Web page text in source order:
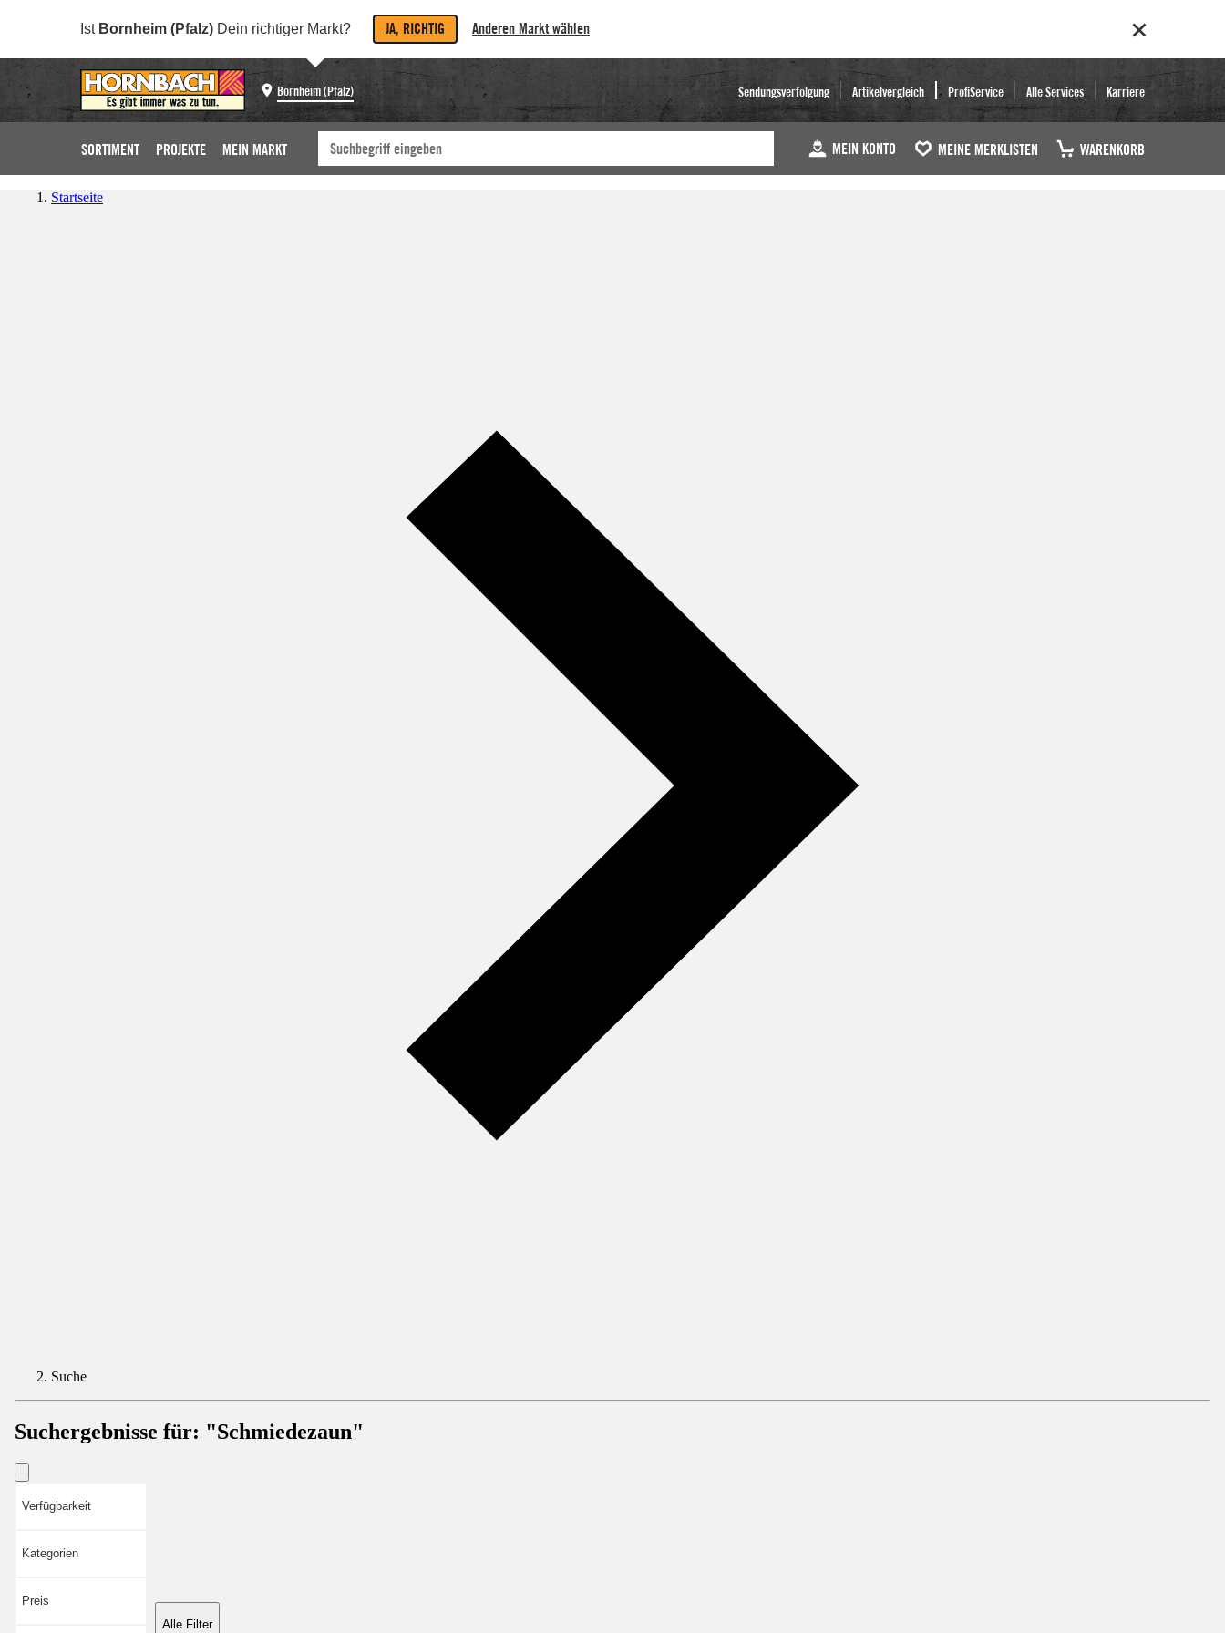
Ist Bornheim (Pfalz) Dein richtiger Markt? JA, RICHTIG Anderen Markt wählen
Bornheim (Pfalz) Sendungsverfolgung Artikelvergleich ProfiService Alle Services Karriere
SORTIMENT PROJEKTE MEIN MARKT MEIN KONTO MEINE MERKLISTEN WARENKORB
Startseite
Suche
Suchergebnisse für: "Schmiedezaun"
Verfügbarkeit
Kategorien
Preis
Alle Filter